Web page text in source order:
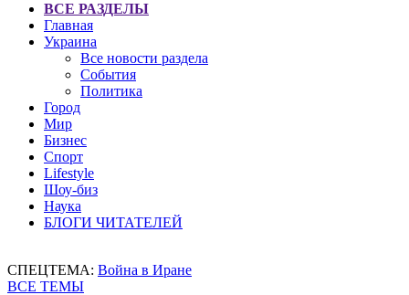
ВСЕ РАЗДЕЛЫ
Главная
Украина
Все новости раздела
События
Политика
Город
Мир
Бизнес
Спорт
Lifestyle
Шоу-биз
Наука
БЛОГИ ЧИТАТЕЛЕЙ
СПЕЦТЕМА: Война в Иране
ВСЕ ТЕМЫ